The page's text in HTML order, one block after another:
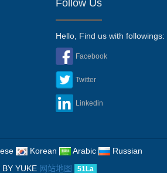
Follow Us
Hello, Find us with followings:
Facebook
Twitter
Linkedin
Korean Arabic
Russian
BY YUKE 网站地图 51La